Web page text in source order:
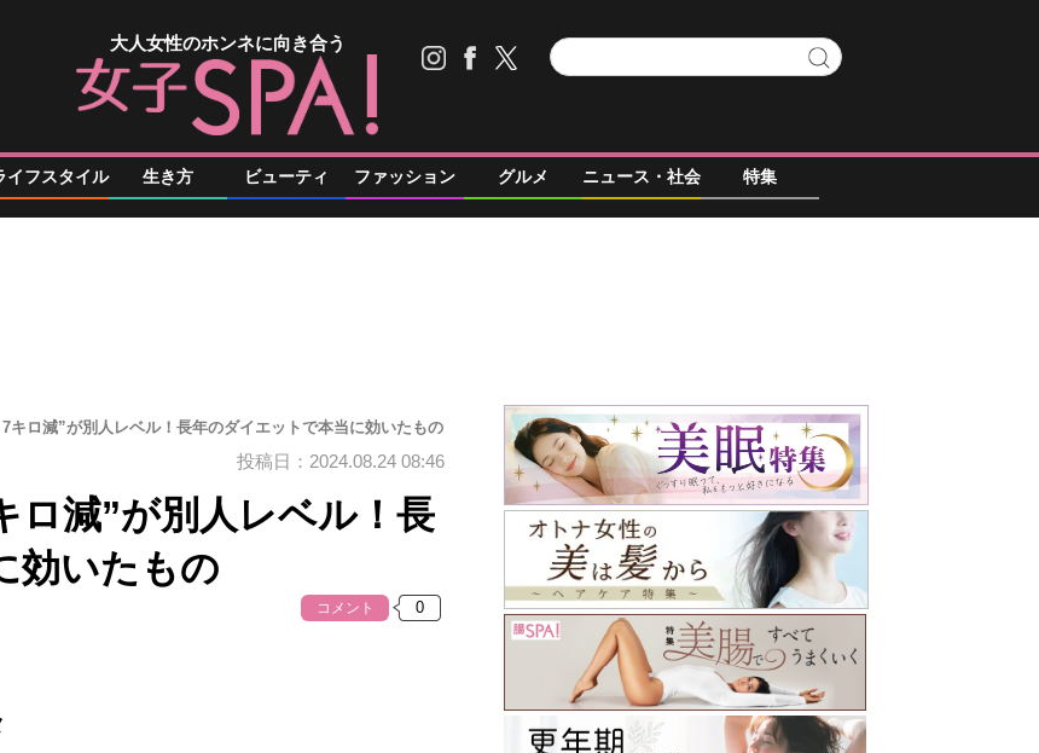
大人女性のホンネに向き合う
イフスタイル 生き方 ビューティ ファッション グルメ ニュース・社会 特集
キロ減”が別人レベル！長年のダイエットで本当に効いたもの
投稿日：2024.08.24 08:46
減”が別人レベル！長
効いたもの
コメント